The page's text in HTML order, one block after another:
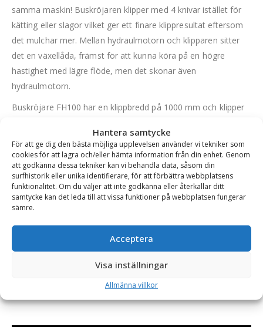
Hantera samtycke
För att ge dig den bästa möjliga upplevelsen använder vi tekniker som
cookies för att lagra och/eller hämta information från din enhet. Genom
att godkänna dessa tekniker kan vi behandla data, såsom din
surfhistorik eller unika identifierare, för att förbättra webbplatsens
funktionalitet. Om du väljer att inte godkänna eller återkallar ditt
samtycke kan det leda till att vissa funktioner på webbplatsen fungerar
sämre.
Acceptera
Visa inställningar
Allmänna villkor
samma maskin! Buskröjaren klipper med 4 knivar istället för
kätting eller slagor vilket ger ett finare klippresultat eftersom
det mulchar mer. Mellan hydraulmotorn och klipparen sitter
det en växellåda, främst för att kunna köra på en högre
hastighet med lägre flöde, men det skonar även
hydraulmotorn.
Buskröjare FH100 har en klippbredd på 1000 mm och klipper
liter/min och passar grävmaskiner på 3,5 ton och uppåt.
Röjaren är lämplig för rensning av diken, snår och andra
områden som hyser ovälkommen vegetation. Klipper med
knivar monterade på en tallrik. Knivarna är 270 mm långa.
FH100 har dessutom dubbla knivar på höjden vilket gör att
materialet blir riktigt finfördelat. Knivarna går att slipa och ett
enkelt och effektivt sätt är att slipa knivarnas kanter med en
vinkelslip. Buskröjaren kan med fördel användas för att toppa
och ansa buskar, häckar och träd. Röjaren, som tillverkas i
och levereras till kund med fäste och hydraulslangar.